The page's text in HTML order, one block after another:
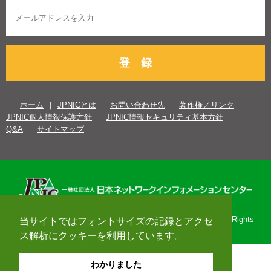
当サイトではフォントサイズの記録とアクセ
ス解析にクッキーを利用しています。
わかりました
登 録
ホーム JPNICとは お問い合わせ先
著作権／リンク
JPNIC個人情報保護方針
JPNIC情報セキュリティ基本方針
Q&A
サイトマップ
Copyright© 1996-2026 Japan Network Information Center. All Rights
Reserved.